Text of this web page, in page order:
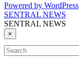
Powered by WordPress
SENTRAL NEWS
SENTRAL NEWS
×